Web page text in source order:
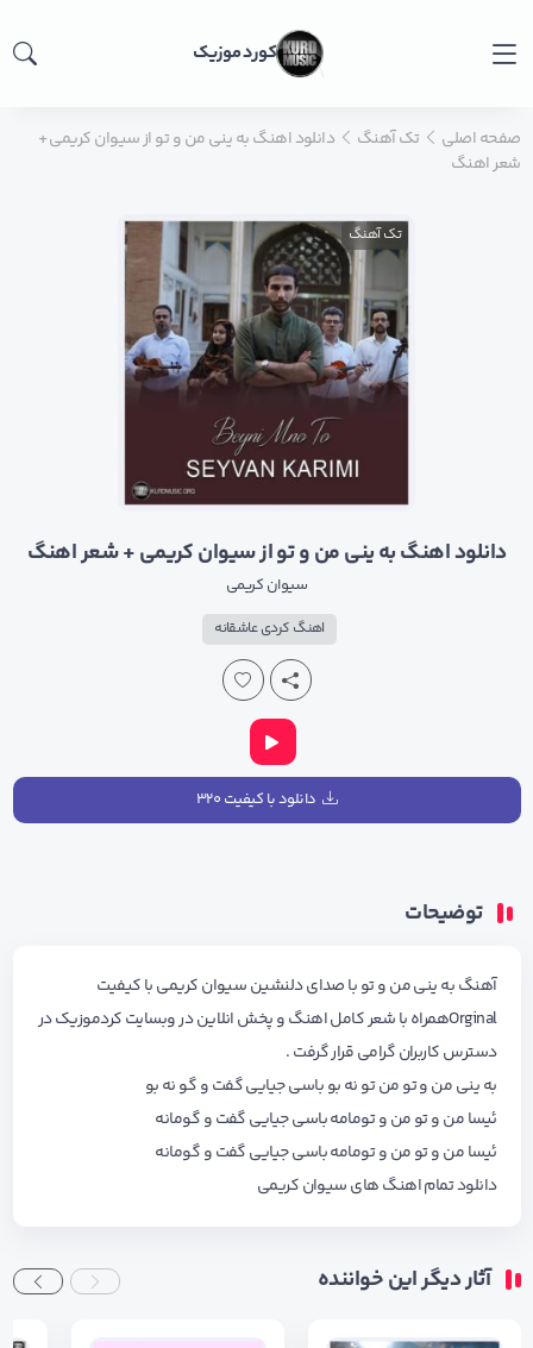
کورد موزیک
صفحه اصلی تک آهنگ
دانلود اهنگ به ینی من و تو از سیوان کریمی +
شعر اهنگ
تک آهنگ
دانلود اهنگ به ینی من و تو از سیوان کریمی + شعر اهنگ
سیوان کریمی
اهنگ کردی عاشقانه
دانلود با کیفیت ۳۲۰
توضیحات
آهنگ به ینی من و تو با صدای دلنشین سیوان کریمی با کیفیت
Orginalهمراه با شعر کامل اهنگ و پخش انلاین در وبسایت کردموزیک در
دسترس کاربران گرامی قرار گرفت .
به ینی من و تو من تو نه بو باسی جیایی گفت و گو نه بو
ئیسا من و تو من و تومامه باسی جیایی گفت و گومانه
ئیسا من و تو من و تومامه باسی جیایی گفت و گومانه
دانلود تمام اهنگ هایسیوان کریمی
آثار دیگر این خواننده